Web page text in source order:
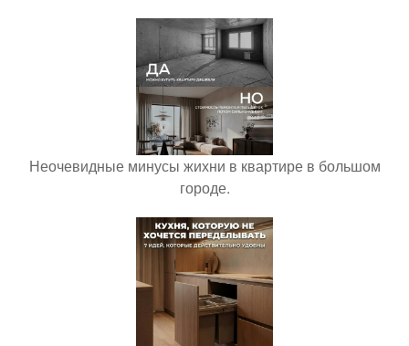
Неочевидные минусы жихни в квартире в большом
городе.